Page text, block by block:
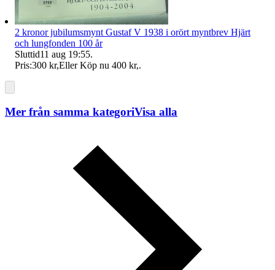
2 kronor jubilumsmynt Gustaf V 1938 i orört myntbrev Hjärt
och lungfonden 100 år
Sluttid11 aug 19:55.
Pris:300 kr,Eller Köp nu 400 kr,.
Mer från samma kategoriVisa alla